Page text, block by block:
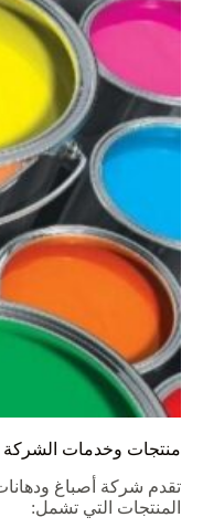
منتجات وخدمات الشركة
تقدم شركة أصباغ
المنتجات التي تشمل: